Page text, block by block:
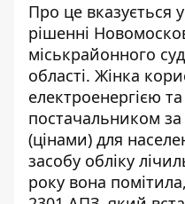
Про це вказується у
рішенні
міськрайонного
області. Жінка
електроенергією
постачальником
(цінами) для
засобу обліку
року вона